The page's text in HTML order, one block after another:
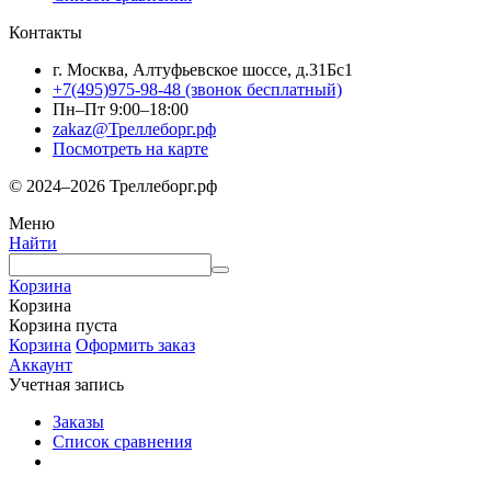
Контакты
г. Москва, Алтуфьевское шоссе, д.31Бс1
+7(495)975-98-48 (звонок бесплатный)
Пн–Пт 9:00–18:00
zakaz@Треллеборг.рф
Посмотреть на карте
© 2024–2026 Треллеборг.рф
Меню
Найти
Корзина
Корзина
Корзина пуста
Корзина Оформить заказ
Аккаунт
Учетная запись
Заказы
Список сравнения